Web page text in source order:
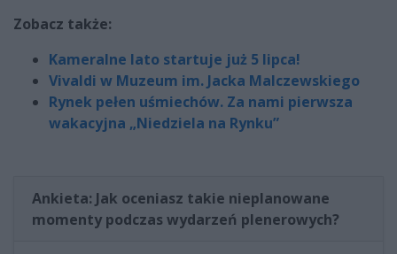
Zobacz także:
Kameralne lato startuje już 5 lipca!
Vivaldi w Muzeum im. Jacka Malczewskiego
Rynek pełen uśmiechów. Za nami pierwsza
wakacyjna „Niedziela na Rynku”
Ankieta: Jak oceniasz takie nieplanowane
momenty podczas wydarzeń plenerowych?